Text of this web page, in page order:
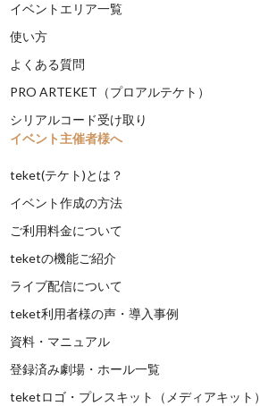
イベントエリア一覧
使い方
よくある質問
PRO ARTEKET（プロアルテケト）
シリアルコード受け取り
イベント主催者様へ
teket(テケト)とは？
イベント作成の方法
ご利用料金について
teketの機能ご紹介
ライブ配信について
teket利用者様の声・導入事例
資料・マニュアル
登録済み劇場・ホール一覧
teketロゴ・プレスキット（メディアキット）